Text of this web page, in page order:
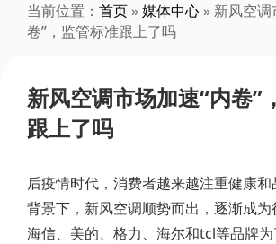
当前位置： 首页 »媒体中心 » 新风空调
卷”，监管标准跟上了吗
新风空调市场加速“内卷”
跟上了吗
后疫情时代，消费者越来越注重健康
背景下，新风空调顺势而出，逐渐成
海信、美的、格力、海尔和tcl等品牌